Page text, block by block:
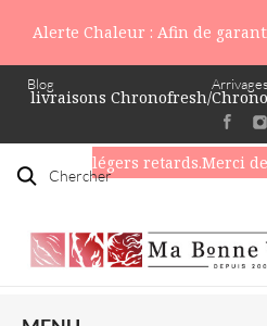
Alerte Chaleur : Afin de
livraisons Chronofresh/
légers retards.Merci
Blog Arrivages
Chercher